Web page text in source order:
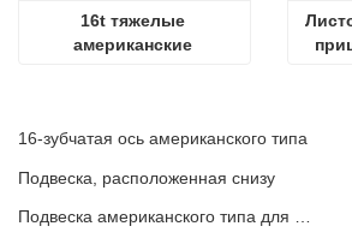
16t тяжелые
американские
16-зубчатая ось американского типа
Подвеска, расположенная снизу